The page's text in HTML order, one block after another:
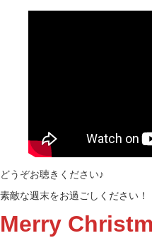
どうぞお聴きください♪
素敵な週末をお過ごしください！
Merry